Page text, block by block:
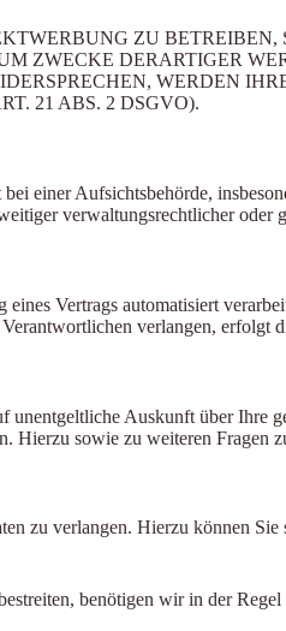
ZU
ZWECKE DERARTIGER
WERDEN
21 ABS. 2 DSGVO).
einer Aufsichtsbehörde,
verwaltungsrechtlicher oder
Vertrags automatisiert
verlangen, erfolgt
unentgeltliche Auskunft über
sowie zu weiteren Fragen
zu verlangen. Hierzu können
benötigen wir in der